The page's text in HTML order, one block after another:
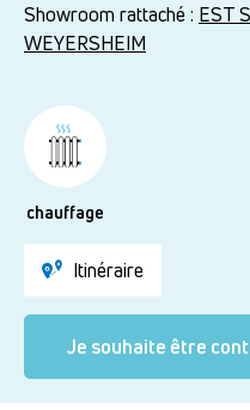
Showroom rattaché : EST
WEYERSHEIM
chauffage
Itinéraire
Je souhaite être